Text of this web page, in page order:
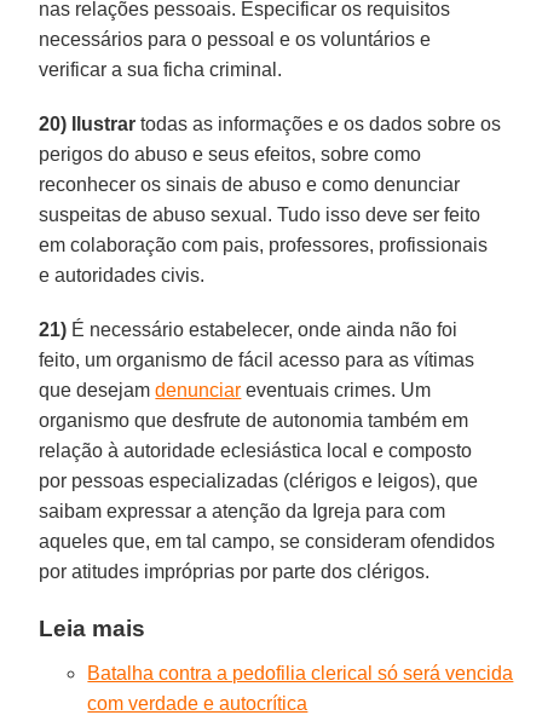
nas relações pessoais. Especificar os requisitos
necessários para o pessoal e os voluntários e
verificar a sua ficha criminal.
20) Ilustrar todas as informações e os dados sobre os
perigos do abuso e seus efeitos, sobre como
reconhecer os sinais de abuso e como denunciar
suspeitas de abuso sexual. Tudo isso deve ser feito
em colaboração com pais, professores, profissionais
e autoridades civis.
21) É necessário estabelecer, onde ainda não foi
feito, um organismo de fácil acesso para as vítimas
que desejamdenunciar eventuais crimes. Um
organismo que desfrute de autonomia também em
relação à autoridade eclesiástica local e composto
por pessoas especializadas (clérigos e leigos), que
saibam expressar a atenção da Igreja para com
aqueles que, em tal campo, se consideram ofendidos
por atitudes impróprias por parte dos clérigos.
Leia mais
Batalha contra a pedofilia clerical só será vencida
com verdade e autocrítica